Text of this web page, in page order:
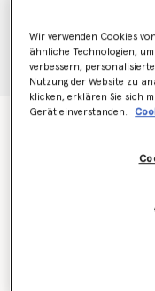
Wir verwenden Cookies
ähnliche Technologien,
verbessern,
Nutzung der Website zu
klicken, erklären Sie sich
Gerät einverstanden.